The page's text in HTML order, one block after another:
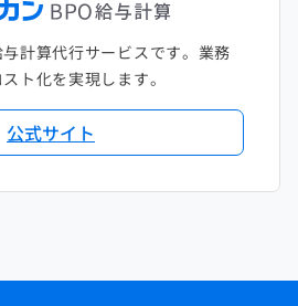
計算代行サービスです。業務
ト化を実現します。
公式サイト